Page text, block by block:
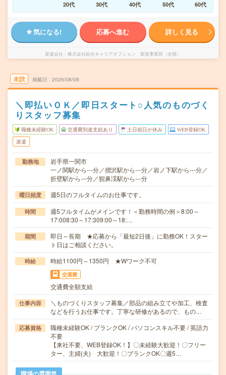
20代
30代 40代 50代 60代
気になる! 応募へ進む 詳しく見る
派遣会社 株式会社綜合キャリアオプション 製造事業部（全国）
未読 掲載日 2026/08/08
＼即払いＯＫ／即日スタート○人気のものづく
りスタッフ募集
職種未経験OK 交通費別途支給あり 土日祝日が休み WEB登録OK
派遣
勤務地
岩手県一関市
一ノ関駅から---分／摺沢駅から---分／岩ノ下駅から---分／
折壁駅から---分／猊鼻渓駅から---分
曜日頻度 週5日のフルタイムのお仕事です。
時間
週5フルタイムがメインです！＜勤務時間の例＞8:00～
17:008:30～17:309:00～18:…
期間
即日～長期 ★応募から「最短2日後」に勤務OK！スター
ト日はご相談ください。
時給 時給1100円～1350円 ★Wワーク不可
交通費
交通費全額支給
仕事内容
＼ものづくりスタッフ募集／部品の組み立てや加工、検査
などを行うお仕事です。丁寧な研修があるので、もの…
応募資格
職種未経験OK / ブランクOK / パソコンスキル不要 / 英語力
不要
【来社不要、WEB登録OK！】〇未経験大歓迎！〇フリー
ター、主婦(夫) 大歓迎！〇ブランクOK〇週5…